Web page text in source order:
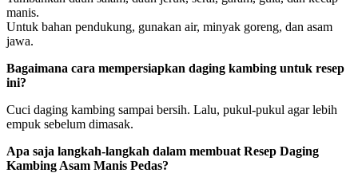
manis.
Untuk bahan pendukung, gunakan air, minyak goreng, dan asam
jawa.
Bagaimana cara mempersiapkan daging kambing untuk resep
ini?
Cuci daging kambing sampai bersih. Lalu, pukul-pukul agar lebih
empuk sebelum dimasak.
Apa saja langkah-langkah dalam membuat Resep Daging
Kambing Asam Manis Pedas?